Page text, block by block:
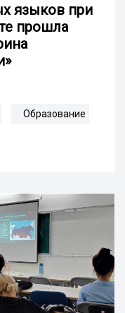
языков при
прошла
Образование